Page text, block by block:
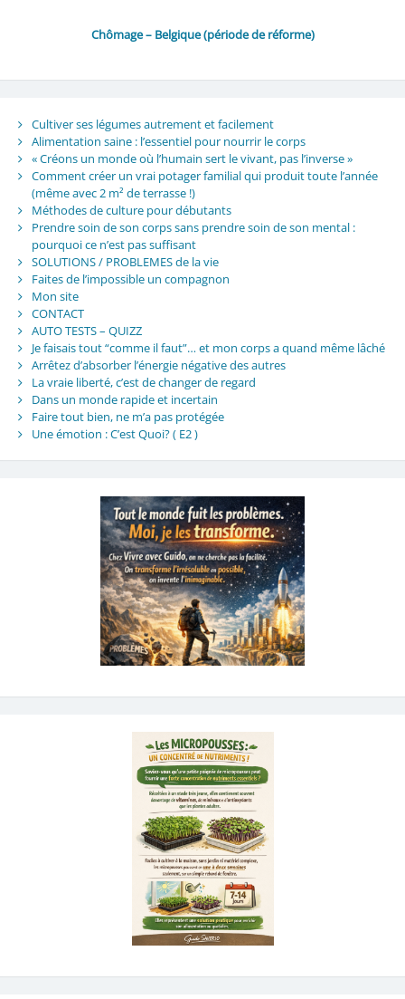
Chômage – Belgique (période de réforme)
Cultiver ses légumes autrement et facilement
Alimentation saine : l’essentiel pour nourrir le corps
« Créons un monde où l’humain sert le vivant, pas l’inverse »
Comment créer un vrai potager familial qui produit toute l’année
(même avec 2 m² de terrasse !)
Méthodes de culture pour débutants
Prendre soin de son corps sans prendre soin de son mental :
pourquoi ce n’est pas suffisant
SOLUTIONS / PROBLEMES de la vie
Faites de l’impossible un compagnon
Mon site
CONTACT
AUTO TESTS – QUIZZ
Je faisais tout “comme il faut”… et mon corps a quand même lâché
Arrêtez d’absorber l’énergie négative des autres
La vraie liberté, c’est de changer de regard
Dans un monde rapide et incertain
Faire tout bien, ne m’a pas protégée
Une émotion : C’est Quoi? ( E2 )